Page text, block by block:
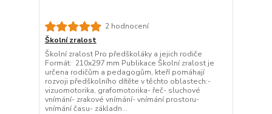
2 hodnocení
Školní zralost
Školní zralost Pro předškoláky a jejich rodiče
Formát: 210x297 mm Publikace Školní zralost je
určena rodičům a pedagogům, kteří pomáhají
rozvoji předškolního dítěte v těchto oblastech:-
vizuomotorika, grafomotorika- řeč- sluchové
vnímání- zrakové vnímání- vnímání prostoru-
vnímání času- základn...